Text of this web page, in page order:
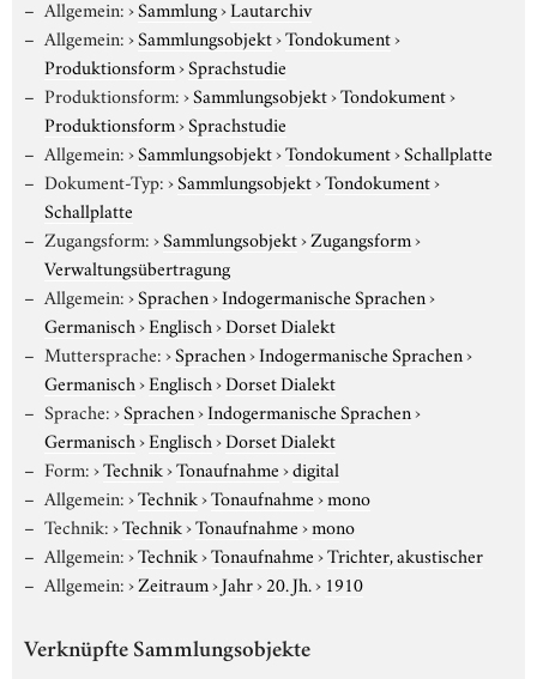
Allgemein:›Sammlung›Lautarchiv
Allgemein:›Sammlungsobjekt›Tondokument›
Produktionsform›Sprachstudie
Produktionsform:›Sammlungsobjekt›Tondokument›
Produktionsform›Sprachstudie
Allgemein:›Sammlungsobjekt›Tondokument›Schallplatte
Dokument-Typ:›Sammlungsobjekt›Tondokument›
Schallplatte
Zugangsform:›Sammlungsobjekt›Zugangsform›
Verwaltungsübertragung
Allgemein:›Sprachen›Indogermanische Sprachen›
Germanisch›Englisch›Dorset Dialekt
Muttersprache:›Sprachen›Indogermanische Sprachen›
Germanisch›Englisch›Dorset Dialekt
Sprache:›Sprachen›Indogermanische Sprachen›
Germanisch›Englisch›Dorset Dialekt
Form:›Technik›Tonaufnahme›digital
Allgemein:›Technik›Tonaufnahme›mono
Technik:›Technik›Tonaufnahme›mono
Allgemein:›Technik›Tonaufnahme›Trichter, akustischer
Allgemein:›Zeitraum›Jahr›20. Jh.› 1910
Verknüpfte Sammlungsobjekte